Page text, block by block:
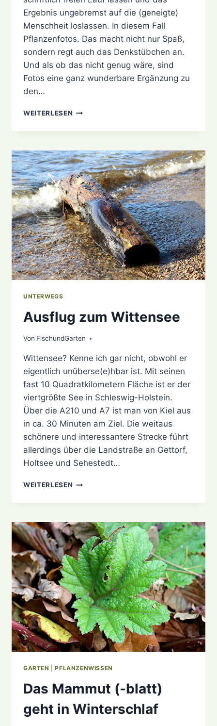
Ergebnis ungebremst auf die (geneigte)
Menschheit loslassen. In diesem Fall
Pflanzenfotos. Das macht nicht nur Spaß,
sondern regt auch das Denkstübchen an.
Und als ob das nicht genug wäre, sind
Fotos eine ganz wunderbare Ergänzung zu
den…
WEITERLESEN EINFACH
PFLANZENFOTOS
UNTERWEGS
Ausflug zum Wittensee
Von FischundGarten
11. Dezember 2020
Wittensee? Kenne ich gar nicht, obwohl er
eigentlich unüberse(e)hbar ist. Mit seinen
fast 10 Quadratkilometern Fläche ist er der
viertgrößte See in Schleswig-Holstein.
Über die A210 und A7 ist man von Kiel aus
in ca. 30 Minuten am Ziel. Die weitaus
schönere und interessantere Strecke führt
allerdings über die Landstraße an Gettorf,
Holtsee und Sehestedt…
WEITERLESEN AUSFLUG
WITTENSEE
GARTEN |PFLANZENWISSEN
Das Mammut (-blatt)
geht in Winterschlaf